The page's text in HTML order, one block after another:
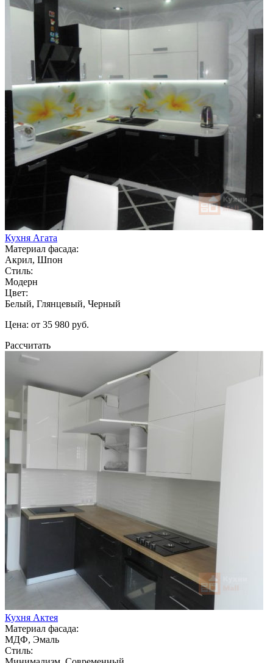
Кухня Агата
Материал фасада:
Акрил, Шпон
Стиль:
Модерн
Цвет:
Белый, Глянцевый, Черный
Цена: от 35 980 руб.
Рассчитать
Кухня Актея
Материал фасада:
МДФ, Эмаль
Стиль: